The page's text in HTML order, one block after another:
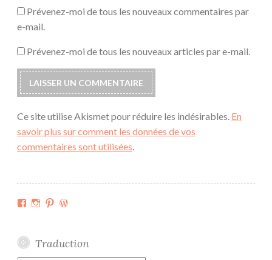
Prévenez-moi de tous les nouveaux commentaires par
e-mail.
Prévenez-moi de tous les nouveaux articles par e-mail.
Ce site utilise Akismet pour réduire les indésirables. En
savoir plus sur comment les données de vos
commentaires sont utilisées.
Facebook
Instagram
Pinterest
Traduction